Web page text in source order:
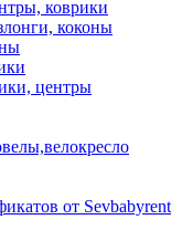
коврики
коконы
центры
от Sevbabyrent